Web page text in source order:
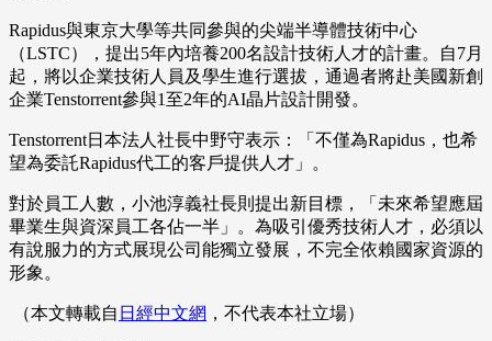
Rapidus與東京大學等共同參與的尖端半導體技術中心
（LSTC），提出5年內培養200名設計技術人才的計畫。自7月
起，將以企業技術人員及學生進行選拔，通過者將赴美國新創
企業Tenstorrent參與1至2年的AI晶片設計開發。
Tenstorrent日本法人社長中野守表示：「不僅為Rapidus，也希
望為委託Rapidus代工的客戶提供人才」。
對於員工人數，小池淳義社長則提出新目標，「未來希望應屆
畢業生與資深員工各佔一半」。為吸引優秀技術人才，必須以
有說服力的方式展現公司能獨立發展，不完全依賴國家資源的
形象。
（本文轉載自 日經中文網 ，不代表本社立場）